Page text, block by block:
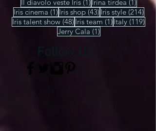
Il diavolo veste Iris (1) Irina tirdea (1)
Iris cinema (1)1 post
Iris shop (43)43 post
Iris style (214)214
Iris talent show (48) 48 post
Iris team (1) 1 post
Italy (119)
Jerry Cala (1)1 post